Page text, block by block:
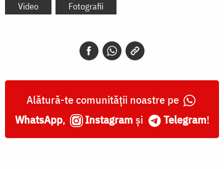
Video Fotografii
Alătură-te comunității noastre pe
WhatsApp, Instagram și Telegram!